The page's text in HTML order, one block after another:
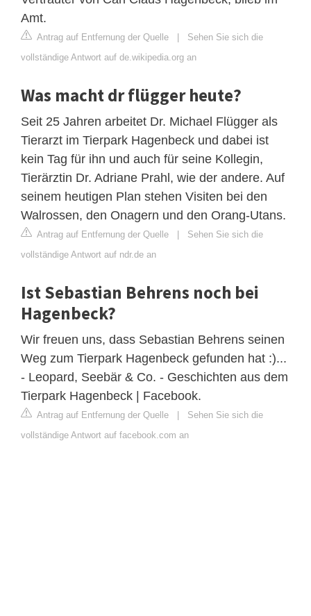
Amt.
Antrag auf Entfernung der Quelle | Sehen Sie sich die
vollständige Antwort auf de.wikipedia.org an
Was macht dr flügger heute?
Seit 25 Jahren arbeitet Dr. Michael Flügger als
Tierarzt im Tierpark Hagenbeck und dabei ist
kein Tag für ihn und auch für seine Kollegin,
Tierärztin Dr. Adriane Prahl, wie der andere. Auf
seinem heutigen Plan stehen Visiten bei den
Walrossen, den Onagern und den Orang-Utans.
Antrag auf Entfernung der Quelle | Sehen Sie sich die
vollständige Antwort auf ndr.de an
Ist Sebastian Behrens noch bei
Hagenbeck?
Wir freuen uns, dass Sebastian Behrens seinen
Weg zum Tierpark Hagenbeck gefunden hat :)...
- Leopard, Seebär & Co. - Geschichten aus dem
Tierpark Hagenbeck | Facebook.
Antrag auf Entfernung der Quelle | Sehen Sie sich die
vollständige Antwort auf facebook.com an